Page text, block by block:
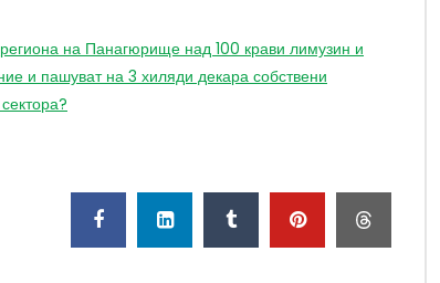
на Панагюрище над 100 крави лимузин и
и пашуват на 3 хиляди декара собствени